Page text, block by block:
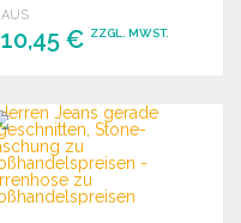
strapazierfähigem Material.
AUS
10,45 € ZZGL. MWST.
Angebot anfordern